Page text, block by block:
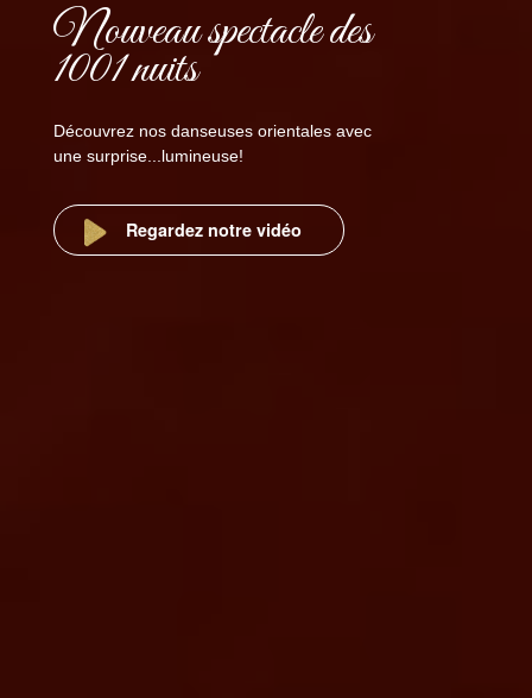
Nouveau spectacle des
1001 nuits
Découvrez nos danseuses orientales avec
une surprise...lumineuse!
Regardez notre vidéo